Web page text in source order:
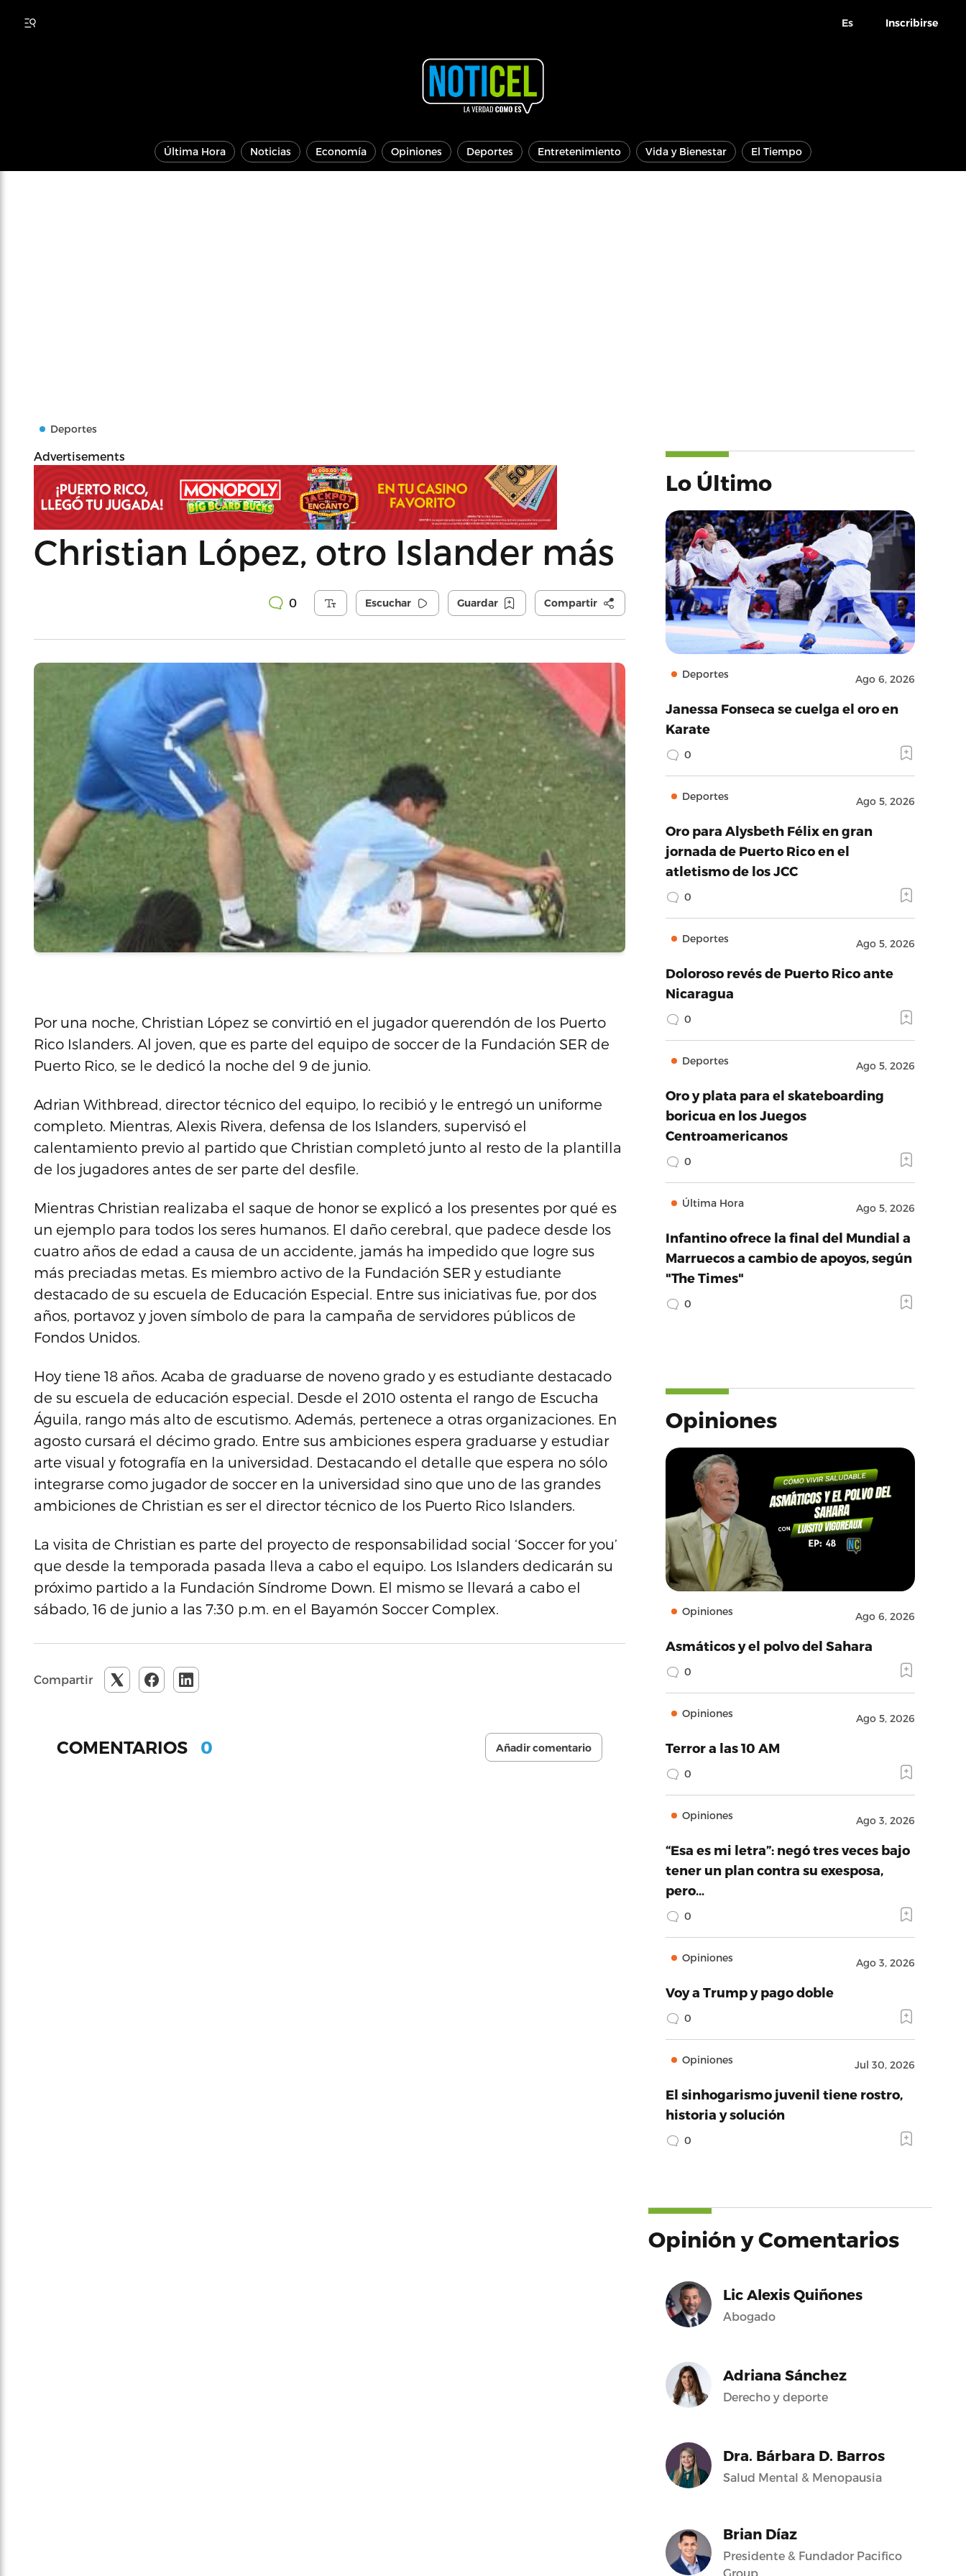
Es Inscribirse
Última Hora Noticias Economía Opiniones Deportes Entretenimiento Vida y Bienestar El Tiempo
Deportes
Advertisements
Christian López, otro Islander más
0 Escuchar Guardar Compartir
Por una noche, Christian López se convirtió en el jugador querendón de los Puerto
Rico Islanders. Al joven, que es parte del equipo de soccer de la Fundación SER de
Puerto Rico, se le dedicó la noche del 9 de junio.
Adrian Withbread, director técnico del equipo, lo recibió y le entregó un uniforme
completo. Mientras, Alexis Rivera, defensa de los Islanders, supervisó el
calentamiento previo al partido que Christian completó junto al resto de la plantilla
de los jugadores antes de ser parte del desfile.
Mientras Christian realizaba el saque de honor se explicó a los presentes por qué es
un ejemplo para todos los seres humanos. El daño cerebral, que padece desde los
cuatro años de edad a causa de un accidente, jamás ha impedido que logre sus
más preciadas metas. Es miembro activo de la Fundación SER y estudiante
destacado de su escuela de Educación Especial. Entre sus iniciativas fue, por dos
años, portavoz y joven símbolo de para la campaña de servidores públicos de
Fondos Unidos.
Hoy tiene 18 años. Acaba de graduarse de noveno grado y es estudiante destacado
de su escuela de educación especial. Desde el 2010 ostenta el rango de Escucha
Águila, rango más alto de escutismo. Además, pertenece a otras organizaciones. En
agosto cursará el décimo grado. Entre sus ambiciones espera graduarse y estudiar
arte visual y fotografía en la universidad. Destacando el detalle que espera no sólo
integrarse como jugador de soccer en la universidad sino que uno de las grandes
ambiciones de Christian es ser el director técnico de los Puerto Rico Islanders.
La visita de Christian es parte del proyecto de responsabilidad social ‘Soccer for you’
que desde la temporada pasada lleva a cabo el equipo. Los Islanders dedicarán su
próximo partido a la Fundación Síndrome Down. El mismo se llevará a cabo el
sábado, 16 de junio a las 7:30 p.m. en el Bayamón Soccer Complex.
Compartir
COMENTARIOS 0 Añadir comentario
Lo Último
Deportes Ago 6, 2026
Janessa Fonseca se cuelga el oro en
Karate
0
Deportes Ago 5, 2026
Oro para Alysbeth Félix en gran
jornada de Puerto Rico en el
atletismo de los JCC
0
Deportes Ago 5, 2026
Doloroso revés de Puerto Rico ante
Nicaragua
0
Deportes Ago 5, 2026
Oro y plata para el skateboarding
boricua en los Juegos
Centroamericanos
0
Última Hora Ago 5, 2026
Infantino ofrece la final del Mundial a
Marruecos a cambio de apoyos, según
"The Times"
0
Opiniones
Opiniones Ago 6, 2026
Asmáticos y el polvo del Sahara
0
Opiniones Ago 5, 2026
Terror a las 10 AM
0
Opiniones Ago 3, 2026
“Esa es mi letra”: negó tres veces bajo
tener un plan contra su exesposa,
pero…
0
Opiniones Ago 3, 2026
Voy a Trump y pago doble
0
Opiniones Jul 30, 2026
El sinhogarismo juvenil tiene rostro,
historia y solución
0
Opinión y Comentarios
Lic Alexis Quiñones
Abogado
Adriana Sánchez
Derecho y deporte
Dra. Bárbara D. Barros
Salud Mental & Menopausia
Brian Díaz
Presidente & Fundador Pacifico
Group